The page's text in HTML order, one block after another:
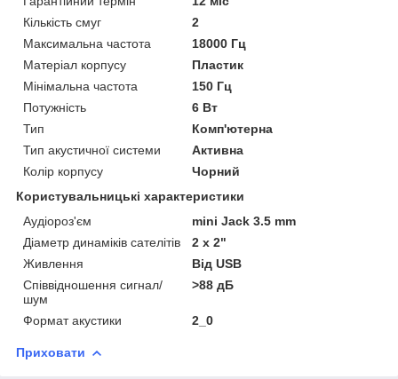
Кількість смуг
2
Максимальна частота
18000 Гц
Матеріал корпусу
Пластик
Мінімальна частота
150 Гц
Потужність
6 Вт
Тип
Комп'ютерна
Тип акустичної системи
Активна
Колір корпусу
Чорний
Користувальницькі характеристики
Аудіороз'єм
mini Jack 3.5 mm
Діаметр динаміків сателітів
2 х 2"
Живлення
Від USB
Співвідношення сигнал/
шум
>88 дБ
Формат акустики 2_0
Приховати